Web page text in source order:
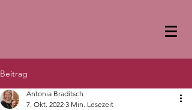
Beitrag
Antonia Braditsch
7. Okt. 2022 3 Min. Lesezeit